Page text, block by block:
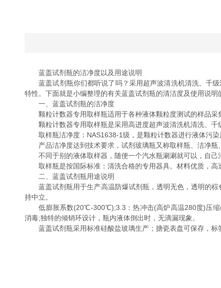
蓝盖试剂瓶的洁净度以及用途说明
蓝盖试剂瓶你们都听说了吗？采用超声波清洗机清洗、千级
特性。下面就是小编整理的有关蓝盖试剂瓶的清洁度及使用说明
一、蓝盖试剂瓶的洁净度
颗粒计数器专用取样瓶适用于各种液体颗粒度测试的样品采
颗粒计数器专用取样瓶是采用高进度超声波清洗机清洗、千
取样瓶洁净度：NAS1638-1级，是颗粒计数器进行液体污染
产品洁净度达到技术要求，试剂玻璃瓶又称取样瓶、洁净瓶
不同于别的液体取样器，随便一个汽水瓶涮涮就可以，自己
取样瓶是按国际标准：清洗合格的专用器具。材料优质，高
二、蓝盖试剂瓶用途说明
蓝盖试剂瓶用于生产高温防爆试剂瓶，透明无色，透明的棕
持中立。
低膨胀系数(20℃-300℃);3.3：热冲击(高炉高温280度)压缩
消毒;独特的倾销环设计，瓶内液体倒出时，无滴漏现象。
蓝盖试剂瓶采用标准硅酸盐玻璃生产；搪瓷表盘可保存，标